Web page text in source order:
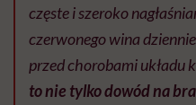
częste i szeroko
czerwonego wina
przed chorobami układu
to nie tylko dowód na